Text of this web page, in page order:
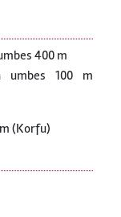
400 m
umbes 100 m
(Korfu)